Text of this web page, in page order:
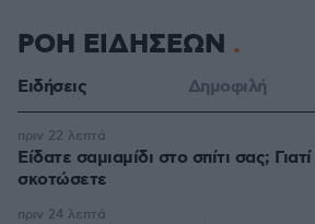
ΡΟΗ ΕΙΔΗΣΕΩΝ
Ειδήσεις Δημοφιλή
Είδατε σαμιαμίδι στο σπίτι σας;
σκοτώσετε
πριν 22 λεπτά
πριν 24 λεπτά